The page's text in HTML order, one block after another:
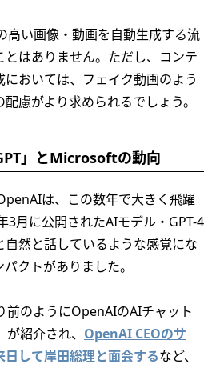
高い画像・動画を自動生成する流
はありません。ただし、コンテ
おいては、フェイク動画のよう
慮がより求められるでしょう。
」とMicrosoftの動向
は、この数年で大きく飛躍
3月に公開されたAIモデル・GPT-4
然と話しているような感覚にな
クトがありました。
前のようにOpenAIのAIチャット
紹介され、 OpenAI CEOのサ
して岸田総理と面会するなど、